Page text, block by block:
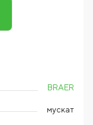
BRAER
мускат